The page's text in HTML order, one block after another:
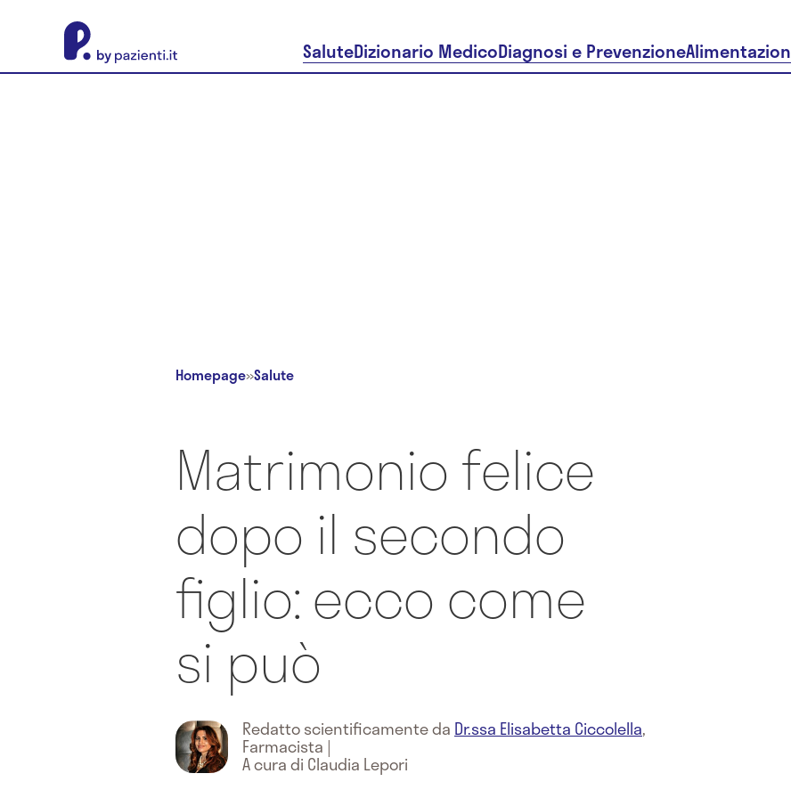
SaluteDizionario MedicoDiagnosi e Prevenzione
Homepage»Salute
Matrimonio felice
dopo il secondo
figlio: ecco come
si può
Redatto scientificamente da Dr.ssa Elisabetta Ciccolella,
Farmacista |
A cura di Claudia Lepori